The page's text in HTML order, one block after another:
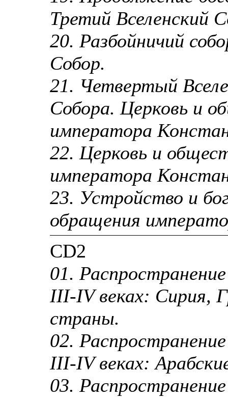
Третий Вселенский
20. Разбойничий
Собор.
21. Четвертый
Собора. Церковь и
императора
22. Церковь и
императора
23. Устройство и
обращения
CD2
01.
III-IV веках: Сирия,
страны.
02.
III-IV веках:
03.